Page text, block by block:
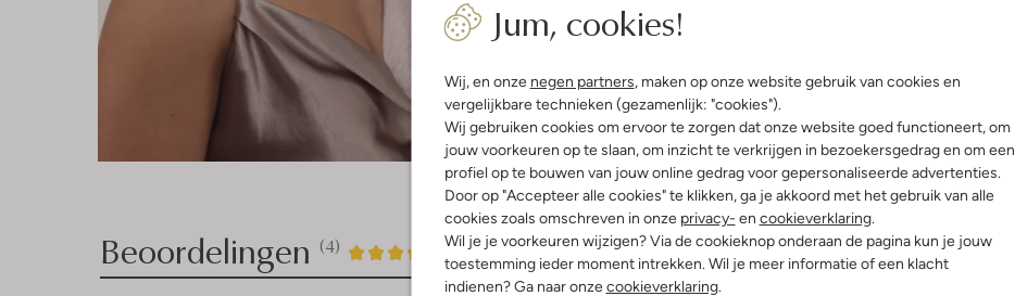
Jum, cookies!
Wij, en onze negen partners, maken op onze website gebruik van cookies en
vergelijkbare technieken (gezamenlijk: "cookies").
Wij gebruiken cookies om ervoor te zorgen dat onze website goed functioneert, om
jouw voorkeuren op te slaan, om inzicht te verkrijgen in bezoekersgedrag en om een
profiel op te bouwen van jouw online gedrag voor gepersonaliseerde advertenties.
Door op "Accepteer alle cookies" te klikken, ga je akkoord met het gebruik van alle
cookies zoals omschreven in onze privacy- en cookieverklaring.
Wil je je voorkeuren wijzigen? Via de cookieknop onderaan de pagina kun je jouw
toestemming ieder moment intrekken. Wil je meer informatie of een klacht
indienen? Ga naar onzecookieverklaring.
Product informatie
Beoordelingen (4) 5 /5
4
5